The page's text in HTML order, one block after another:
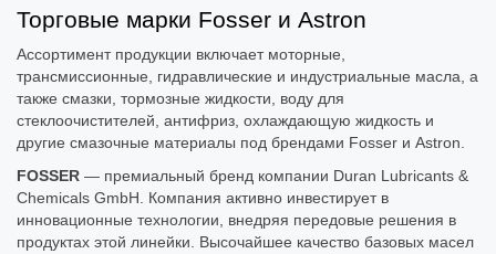
Торговые марки Fosser и Astron
Ассортимент продукции включает моторные,
трансмиссионные, гидравлические и индустриальные масла, а
также смазки, тормозные жидкости, воду для
стеклоочистителей, антифриз, охлаждающую жидкость и
другие смазочные материалы под брендами Fosser и Astron.
FOSSER — премиальный бренд компании Duran Lubricants &
Chemicals GmbH. Компания активно инвестирует в
инновационные технологии, внедряя передовые решения в
продуктах этой линейки. Высочайшее качество базовых масел